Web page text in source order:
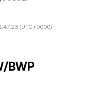
(UTC+0000)
BWP